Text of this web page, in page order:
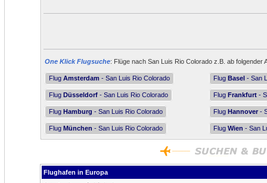
One Klick Flugsuche: Flüge nach San Luis Rio Colorado z.B. ab folgender
Flug Amsterdam - San Luis Rio Colorado Flug Basel - San
Flug Düsseldorf - San Luis Rio Colorado Flug Frankfurt -
Flug Hamburg - San Luis Rio Colorado Flug Hannover -
Flug München - San Luis Rio Colorado Flug Wien - San
Flughafen in Europa